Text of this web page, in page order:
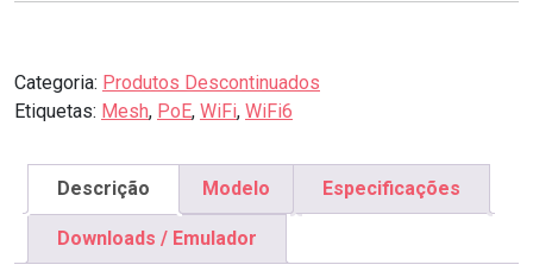
Categoria: Produtos Descontinuados
Etiquetas: Mesh, PoE, WiFi, WiFi6
Descrição Modelo Especificações
Downloads / Emulador